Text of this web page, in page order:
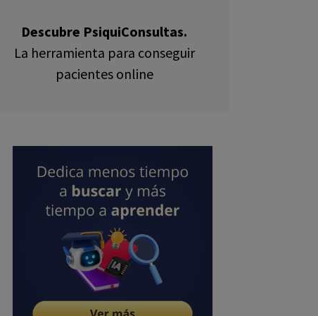
Descubre PsiquiConsultas.
La herramienta para conseguir
pacientes online